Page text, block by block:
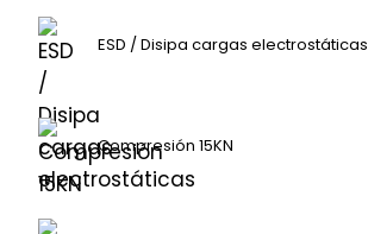
ESD / Disipa cargas electrostáticas
Compresión 15KN